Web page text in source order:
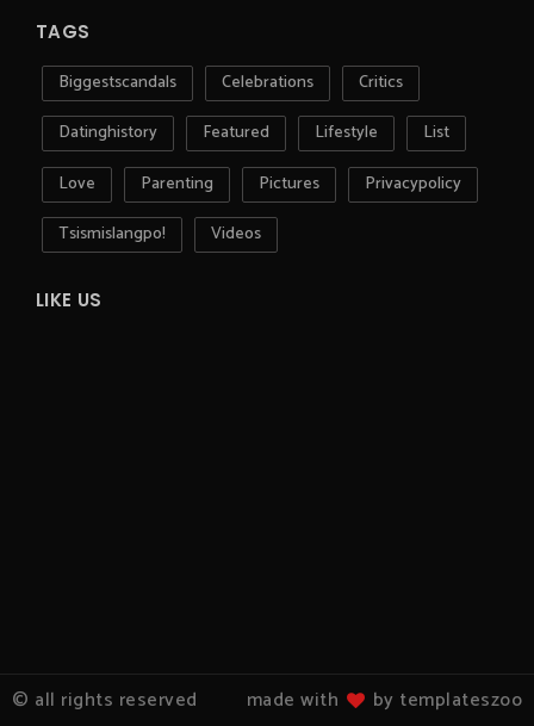
TAGS
Biggestscandals Celebrations
Critics
Datinghistory
Featured Lifestyle
List
Love
Parenting Pictures
Privacypolicy
Tsismislangpo!
Videos
LIKE US
© all rights reserved made with by templateszoo